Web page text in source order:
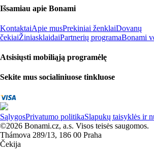
Išsamiau apie Bonami
KontaktaiApie musPrekiniai ženklaiDovanų
čekiaiŽiniasklaidaiPartnerių programaBonami
Atsisiųsti mobiliąją programėlę
Sekite mus socialiniuose tinkluose
SąlygosPrivatumo politikaSlapukų taisyklės ir
©2026 Bonami.cz, a.s. Visos teisės saugomos.
Thámova 289/13, 186 00 Praha
Čekija